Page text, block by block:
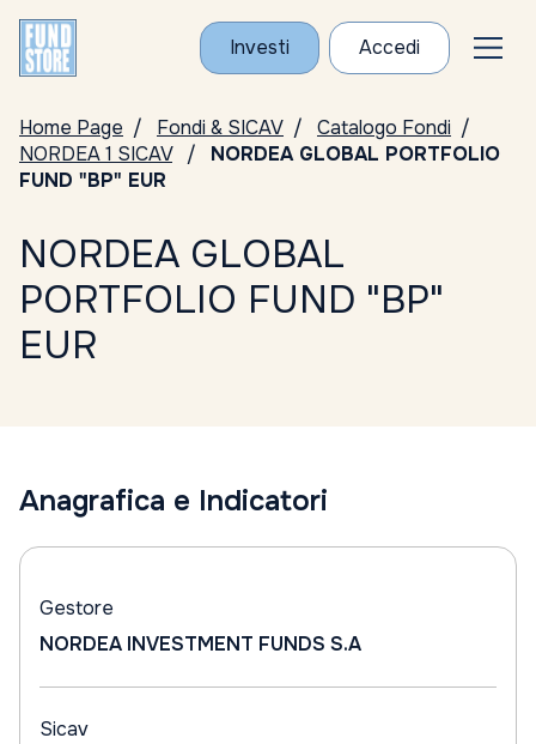
Investi Accedi
Home Page Fondi & SICAV
Catalogo Fondi
NORDEA 1 SICAV
NORDEA GLOBAL PORTFOLIO
FUND "BP" EUR
NORDEA GLOBAL
PORTFOLIO FUND "BP"
EUR
Anagrafica e Indicatori
Gestore
NORDEA INVESTMENT FUNDS S.A
Sicav